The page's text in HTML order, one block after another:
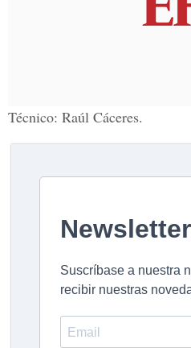
Técnico: Raúl Cáceres.